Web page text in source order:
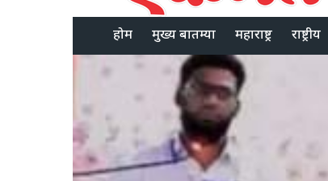
होम मुख्य बातम्या महाराष्ट्र राष्ट्रीय